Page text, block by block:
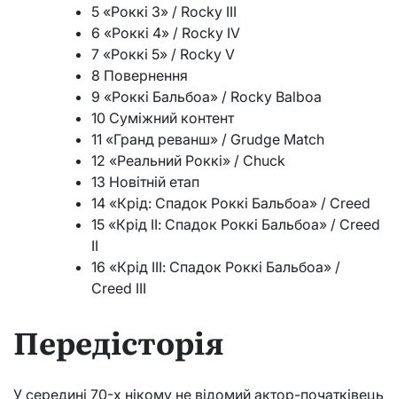
5 «Роккі 3» / Rocky ІІІ
6 «Роккі 4» / Rocky IV
7 «Роккі 5» / Rocky V
8 Повернення
9 «Роккі Бальбоа» / Rocky Balboa
10 Суміжний контент
11 «Гранд реванш» / Grudge Match
12 «Реальний Роккі» / Chuck
13 Новітній етап
14 «Крід: Спадок Роккі Бальбоа» / Creed
15 «Крід ІІ: Спадок Роккі Бальбоа» / Creed
ІІ
16 «Крід ІІІ: Спадок Роккі Бальбоа» /
Creed ІІІ
Передісторія
У середині 70-х нікому не відомий актор-початківець